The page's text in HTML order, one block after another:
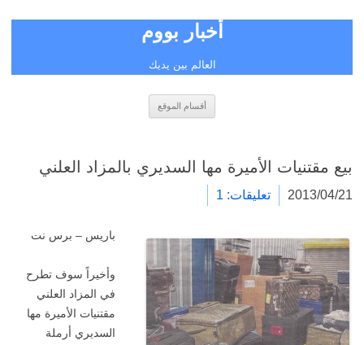
أخبار بووم
العالم بين يديك
أقسام الموقع
بيع مقتنيات الأميرة مها السديري بالمزاد العلني
2013/04/21 تعليقات: 1
باريس – برس نت
وأخيراً سوف تطرح
في المزاد العلني
مقتنيات الأميرة مها
السديري أرملة